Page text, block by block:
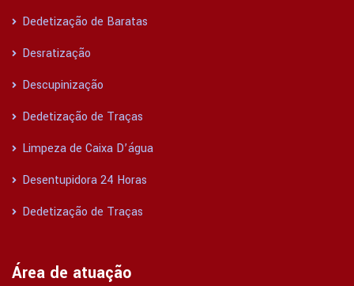
Dedetização de Baratas
Desratização
Descupinização
Dedetização de Traças
Limpeza de Caixa D’água
Desentupidora 24 Horas
Dedetização de Traças
Área de atuação